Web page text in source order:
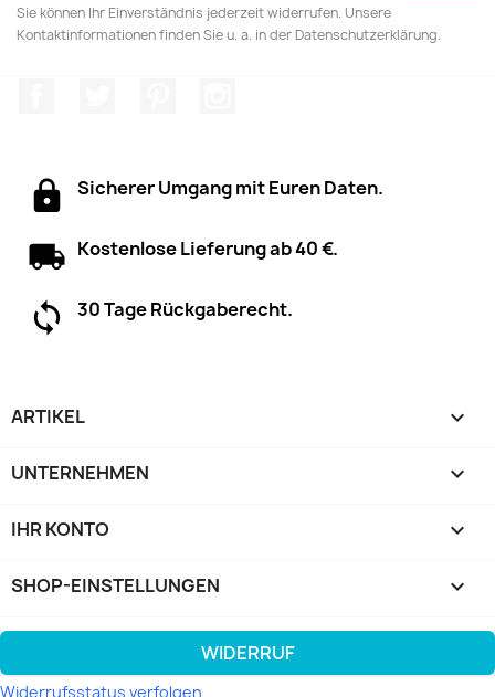
Sie können Ihr Einverständnis jederzeit widerrufen. Unsere
Kontaktinformationen finden Sie u. a. in der Datenschutzerklärung.
Sicherer Umgang mit Euren Daten.
Kostenlose Lieferung ab 40 €.
30 Tage Rückgaberecht.
ARTIKEL 
UNTERNEHMEN 
IHR KONTO 
SHOP-EINSTELLUNGEN keyboard_arrow_down
WIDERRUF
Widerrufsstatus verfolgen